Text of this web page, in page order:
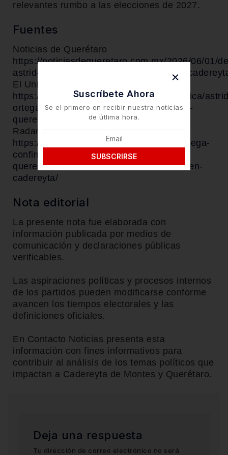
relevantes rumbo a las elecciones de 2027.
Fuentes
Noticias de Querétaro
https://noticiasdequeretaro.com.mx/2026/06/01/
astrid-alejandra-buscar-la-reeleccion-en-
El Universal Querétaro
https://www.eluniversalqueretaro.mx/politica/
ortega-se-apunta-para-la-gubernatura-de-
queretaro/
Radar News
https://radarnews.mx/inicio/blog/astrid-ortega-
confirma-interes-por-la-gubernatura-de-
queretaro-descarta-buscar-la-reeleccion-en-
cadereyta/
Nota editorial
La presente nota fue elaborada con
información publicada por medios de
comunicación y declaraciones públicas
verificables.
Las aspiraciones políticas y procesos internos
de los partidos pueden modificarse conforme
avancen los tiempos electorales y las
definiciones oficiales.
En Contacto Noticias presenta esta
información con fines informativos para
contribuir al análisis de los temas políticos que
impactan a Cadereyta de Montes y Querétaro.
Deja una respuesta
Tu dirección de correo electrónico no será
Suscríbete Ahora
Se el primero en recibir nuestra noticias
de útlima hora.
SUBSCRIRSE